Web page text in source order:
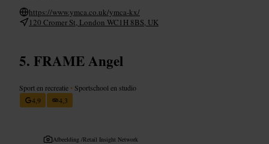
https://www.ymca.co.uk/ymca-kx/
120 Cromer St, London WC1H 8BS, UK
FRAME Angel
Sport en recreatie • Sportschool en studio
4,9
4,3
Afbeelding /Retail Insight Network